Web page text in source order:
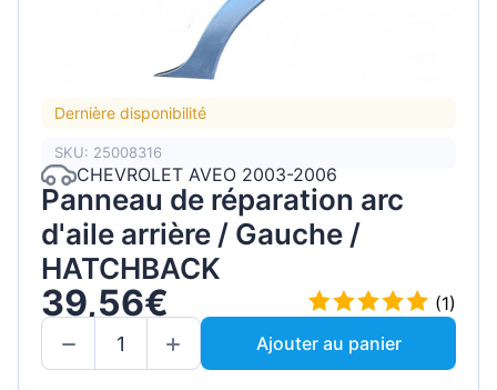
Dernière disponibilité
SKU: 25008316
CHEVROLET AVEO 2003-2006
Panneau de réparation arc
d'aile arrière / Gauche /
HATCHBACK
39,56€
(1)
Ajouter au panier